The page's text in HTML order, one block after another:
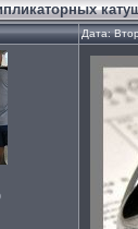
Дата: